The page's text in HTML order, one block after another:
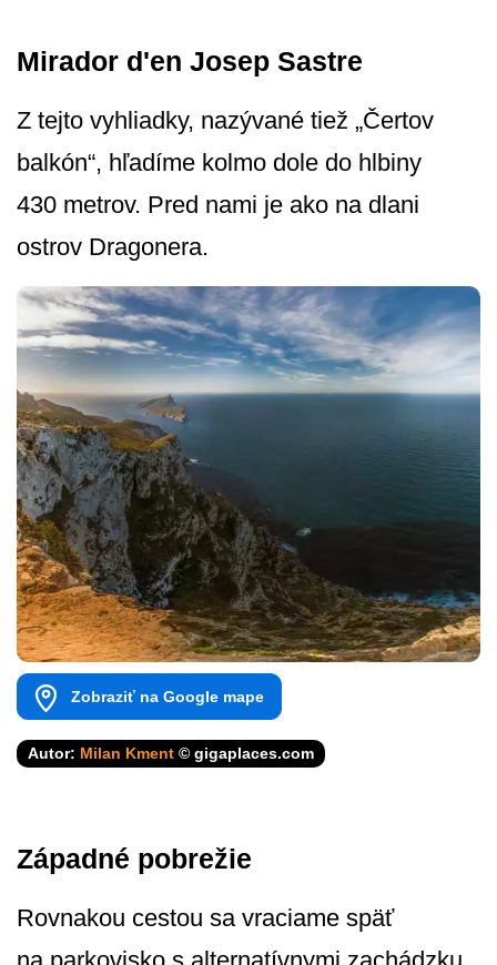
Mirador d'en Josep Sastre
Z tejto vyhliadky, nazývané tiež „Čertov
balkón“, hľadíme kolmo dole do hlbiny
430 metrov. Pred nami je ako na dlani
ostrov Dragonera.
Zobraziť na Google mape
Autor: Milan Kment © gigaplaces.com
Západné pobrežie
Rovnakou cestou sa vraciame späť